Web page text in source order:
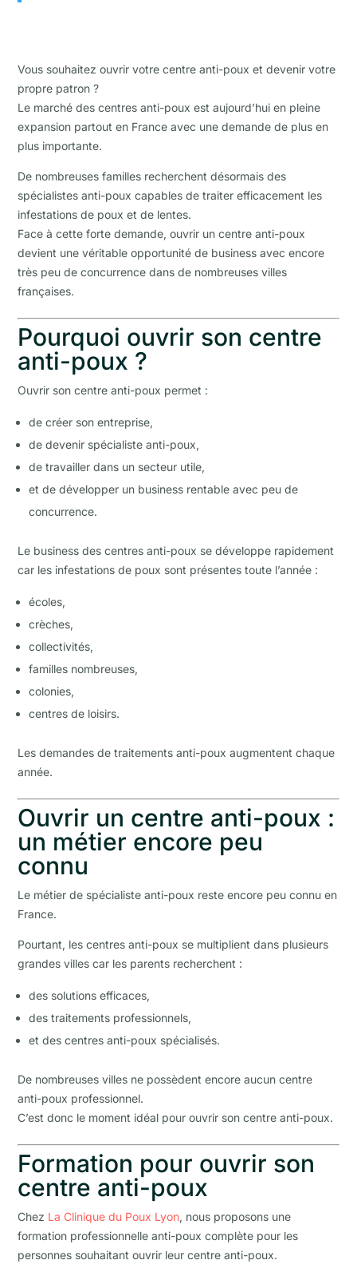
Vous souhaitez ouvrir votre centre anti-poux et devenir votre
propre patron ?
Le marché des centres anti-poux est aujourd’hui en pleine
expansion partout en France avec une demande de plus en
plus importante.
De nombreuses familles recherchent désormais des
spécialistes anti-poux capables de traiter efficacement les
infestations de poux et de lentes.
Face à cette forte demande, ouvrir un centre anti-poux
devient une véritable opportunité de business avec encore
très peu de concurrence dans de nombreuses villes
françaises.
Pourquoi ouvrir son centre
anti-poux ?
Ouvrir son centre anti-poux permet :
de créer son entreprise,
de devenir spécialiste anti-poux,
de travailler dans un secteur utile,
et de développer un business rentable avec peu de
concurrence.
Le business des centres anti-poux se développe rapidement
car les infestations de poux sont présentes toute l’année :
écoles,
crèches,
collectivités,
familles nombreuses,
colonies,
centres de loisirs.
Les demandes de traitements anti-poux augmentent chaque
année.
Ouvrir un centre anti-poux :
un métier encore peu
connu
Le métier de spécialiste anti-poux reste encore peu connu en
France.
Pourtant, les centres anti-poux se multiplient dans plusieurs
grandes villes car les parents recherchent :
des solutions efficaces,
des traitements professionnels,
et des centres anti-poux spécialisés.
De nombreuses villes ne possèdent encore aucun centre
anti-poux professionnel.
C’est donc le moment idéal pour ouvrir son centre anti-poux.
Formation pour ouvrir son
centre anti-poux
Chez La Clinique du Poux Lyon, nous proposons une
formation professionnelle anti-poux complète pour les
personnes souhaitant ouvrir leur centre anti-poux.